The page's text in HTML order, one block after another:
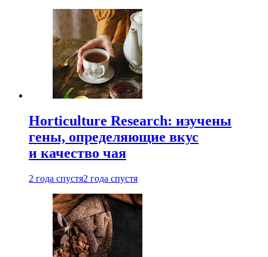
Horticulture Research: изучены
гены, определяющие вкус
и качество чая
2 года спустя2 года спустя